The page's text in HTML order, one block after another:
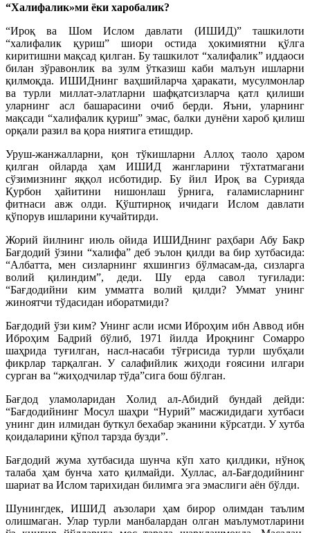
“Халифалик»ми ёки харобалик?
“Ироқ ва Шом Ислом давлати (ИШИД)” ташкилоти
“халифалик қуриш” шиори остида ҳокимиятни қўлга
киритишни мақсад қилган. Бу ташкилот “халифалик” иддаоси
билан зўравонлик ва зулм ўтказиш каби малъун ишларни
қилмоқда. ИШИДнинг ваҳшийларча ҳаракати, мусулмонлар
ва турли миллат-элатларни шафқатсизларча қатл қилиши
уларнинг асл башарасини очиб берди. Яъни, уларнинг
мақсади “халифалик қуриш” эмас, балки дунёни хароб қилиш
орқали разил ва қора ниятига етишдир.
Уруш-жанжалларни, қон тўкиш­ларни Аллоҳ таоло ҳаром
қилган ойларда ҳам ИШИД жангларини тўхтатмагани
сўзимизнинг яққол исботидир. Бу йил Ироқ ва Сурияда
Қурбон ҳайитини нишонлаш ўрнига, ғаламисларнинг
фитнаси авж олди. Қўштирноқ ичидаги Ислом давлати
қўпорув ишларини кучайтирди.
Жорий йилнинг июль ойида ИШИДнинг раҳбари Абу Бакр
Бағдодий ўзини “халифа” деб эълон қилди ва бир хутбасида:
“Албатта, мен сизларнинг яхшингиз бўлмасам-да, сизларга
волий қилиндим”, деди. Шу ерда савол туғилади:
“Бағдодийни ким умматга волий қилди? Уммат унинг
жиноятчи тўдасидан иборатмиди?
Бағдодий ўзи ким? Унинг асли исми Иброҳим ибн Аввод ибн
Иброҳим Бадрий бўлиб, 1971 йилда Ироқнинг Сомарро
шаҳрида туғилган, насл-насаби тўғрисида турли шубҳали
фикр­лар тарқалган. У салафийлик жиҳоди ғоясини илгари
сурган ва “жиҳодчилар тўда”сига бош бўлган.
Бағдод уламоларидан Холид ал-Абидий бундай дейди:
“Бағдодийнинг Мосул шаҳри “Нурий” масжидидаги хутбаси
унинг дин илмидан буткул бехабар эканини кўрсатди. У хутба
қоидаларини қўпол тарзда бузди”.
Бағдодий жума хутбасида шунча кўп хато қилдики, нўноқ
талаба ҳам бунча хато қилмайди. Хуллас, ал-Бағдодийнинг
шариат ва Ислом тарихидан билимга эга эмаслиги аён бўлди.
Шунингдек, ИШИД аъзолари ҳам бирор олимдан таълим
олишмаган. Улар турли манбалардан олган маълумотларини